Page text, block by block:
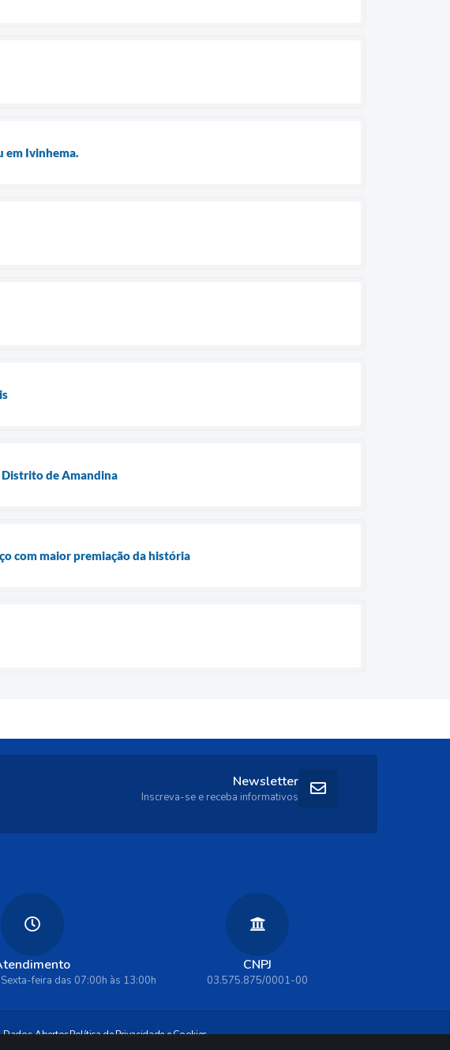
em Ivinhema.
de Amandina
com maior premiação da história
feira das 07:00h às 13:00h
CNPJ
03.575.875/0001-00
Newsletter
Inscreva-se e receba informativos
Dados AbertosPolítica de Privacidade e Cookies